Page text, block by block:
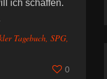
ich schaffen.
Tagebuch, SPG,
0